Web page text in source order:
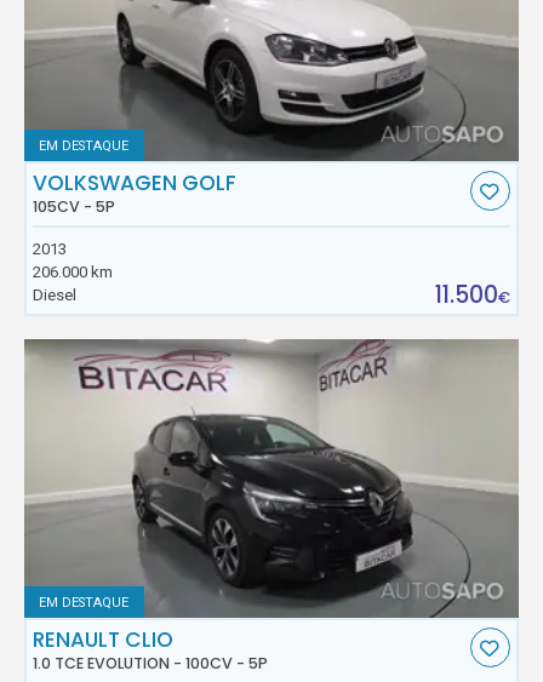
EM DESTAQUE
VOLKSWAGEN GOLF
105CV - 5P
2013
206.000 km
Diesel
11.500€
EM DESTAQUE
RENAULT CLIO
1.0 TCE EVOLUTION - 100CV - 5P